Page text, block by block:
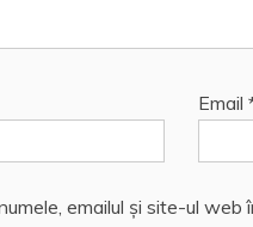
Email
emailul și site-ul